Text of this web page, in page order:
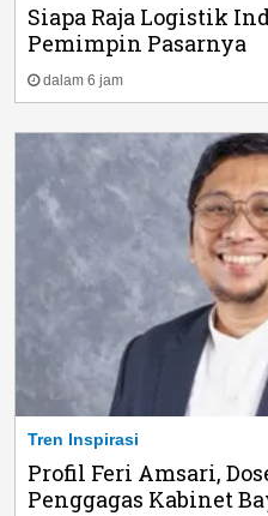
Siapa Raja Logistik
Pemimpin Pasarnya
dalam 6 jam
Tren Inspirasi
Profil Feri Amsari,
Penggagas Kabinet